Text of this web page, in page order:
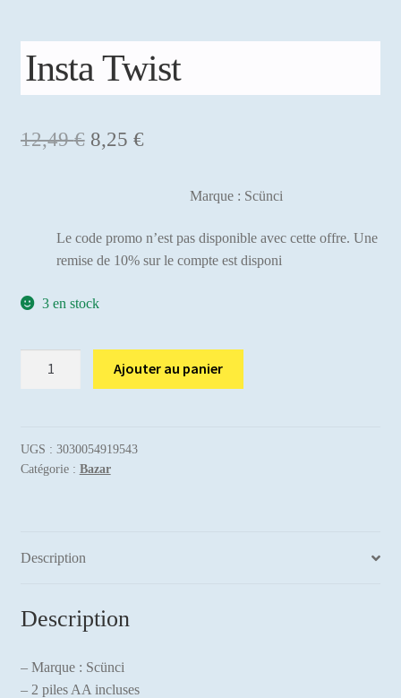
Insta Twist
12,49€ Le
était :
12,49 €.
8,25 €Le
actuel
est :
8,25 €.
Marque : Scünci
Le code promo n’est pas disponible avec cette offre. Une
remise de 10% sur le compte est disponi
3 en stock
Ajouter au panier
UGS : 3030054919543
Catégorie : Bazar
Description
Description
– Marque : Scünci
– 2 piles AA incluses